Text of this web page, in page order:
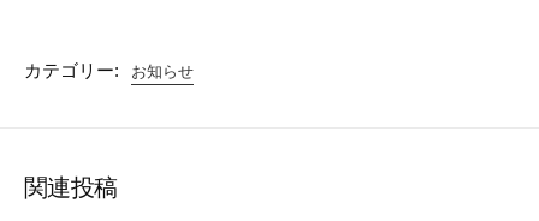
カテゴリー: お知らせ
関連投稿